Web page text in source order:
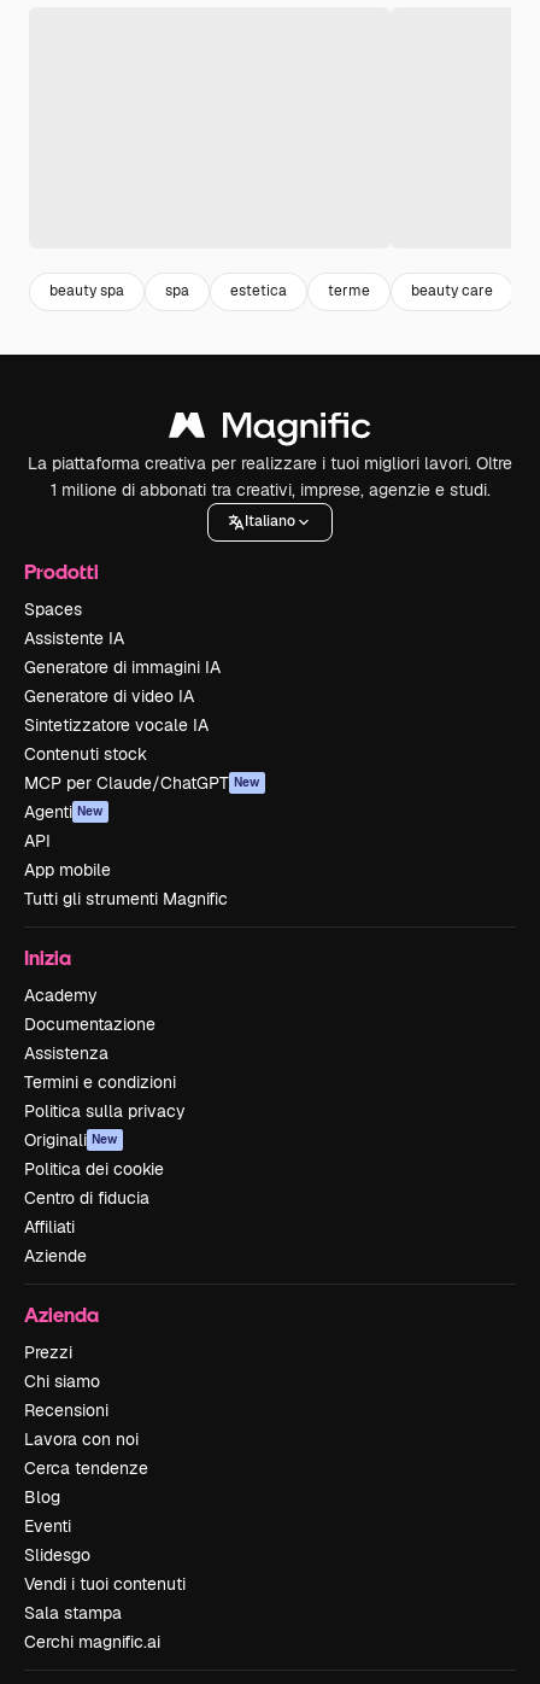
beauty spa spa estetica terme beauty care
La piattaforma creativa per realizzare i tuoi migliori lavori. Oltre
1 milione di abbonati tra creativi, imprese, agenzie e studi.
Italiano
Prodotti
Spaces
Assistente IA
Generatore di immagini IA
Generatore di video IA
Sintetizzatore vocale IA
Contenuti stock
MCP per Claude/ChatGPT New
Agenti New
API
App mobile
Tutti gli strumenti Magnific
Inizia
Academy
Documentazione
Assistenza
Termini e condizioni
Politica sulla privacy
Originali New
Politica dei cookie
Centro di fiducia
Affiliati
Aziende
Azienda
Prezzi
Chi siamo
Recensioni
Lavora con noi
Cerca tendenze
Blog
Eventi
Slidesgo
Vendi i tuoi contenuti
Sala stampa
Cerchi magnific.ai